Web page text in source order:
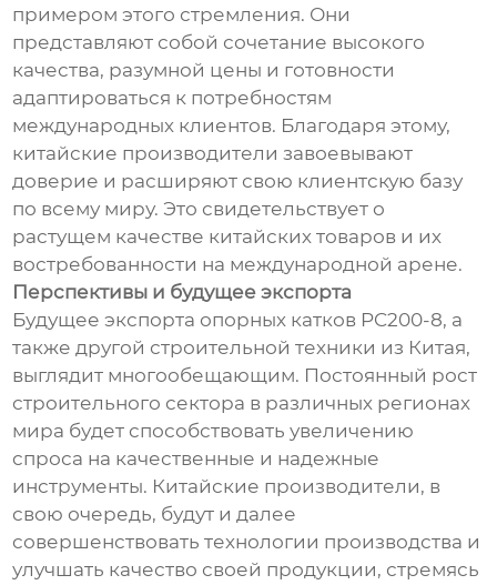
примером этого стремления. Они
представляют собой сочетание высокого
качества, разумной цены и готовности
адаптироваться к потребностям
международных клиентов. Благодаря этому,
китайские производители завоевывают
доверие и расширяют свою клиентскую базу
по всему миру. Это свидетельствует о
растущем качестве китайских товаров и их
востребованности на международной арене.
Перспективы и будущее экспорта
Будущее экспорта опорных катков PC200-8, а
также другой строительной техники из Китая,
выглядит многообещающим. Постоянный рост
строительного сектора в различных регионах
мира будет способствовать увеличению
спроса на качественные и надежные
инструменты. Китайские производители, в
свою очередь, будут и далее
совершенствовать технологии производства и
улучшать качество своей продукции, стремясь